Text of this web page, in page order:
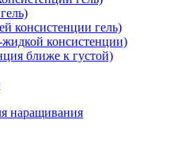
консистенции гель)
жидкой консистенции)
ближе к густой)
наращивания